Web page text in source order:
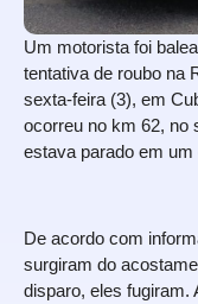
Um motorista foi
tentativa de roubo na
sexta-feira (3), em
ocorreu no km 62, no
estava parado em
De acordo com
surgiram do
disparo, eles fugiram.